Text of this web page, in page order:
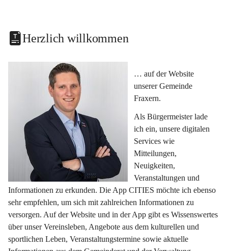
Herzlich willkommen
… auf der Website
unserer Gemeinde
Fraxern.
Als Bürgermeister lade
ich ein, unsere digitalen
Services wie
Mitteilungen,
Neuigkeiten,
Veranstaltungen und
Informationen zu erkunden. Die App CITIES möchte ich ebenso
sehr empfehlen, um sich mit zahlreichen Informationen zu
versorgen. Auf der Website und in der App gibt es Wissenswertes
über unser Vereinsleben, Angebote aus dem kulturellen und
sportlichen Leben, Veranstaltungstermine sowie aktuelle